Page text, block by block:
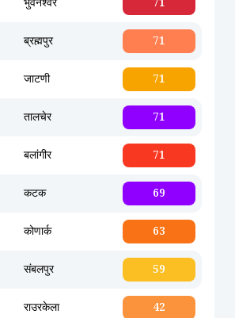
71
ब्रह्मपुर 71
जाटणी 71
तालचेर 71
बलांगीर 71
कटक 69
कोणार्क 63
संबलपुर 59
राउरकेला 42